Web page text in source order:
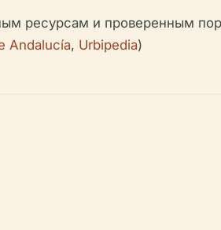
ресурсам и проверенным
Andalucía, Urbipedia)